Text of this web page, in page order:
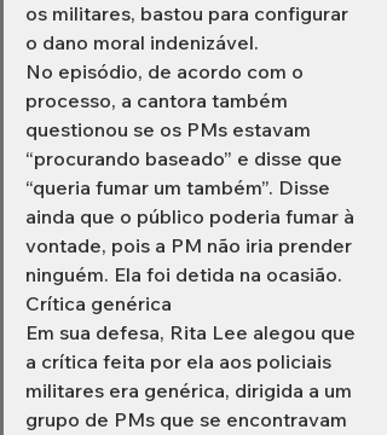
os militares, bastou para configurar
o dano moral indenizável.
No episódio, de acordo com o
processo, a cantora também
questionou se os PMs estavam
“procurando baseado” e disse que
“queria fumar um também”. Disse
ainda que o público poderia fumar à
vontade, pois a PM não iria prender
ninguém. Ela foi detida na ocasião.
Crítica genérica
Em sua defesa, Rita Lee alegou que
a crítica feita por ela aos policiais
militares era genérica, dirigida a um
grupo de PMs que se encontravam